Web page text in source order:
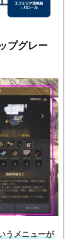
プグレー
うメニューが